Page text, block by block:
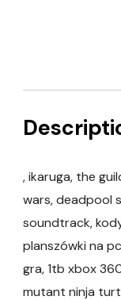
, ikaruga, the
wars, deadpool
soundtrack,
planszówki na
gra, 1tb xbox
mutant ninja